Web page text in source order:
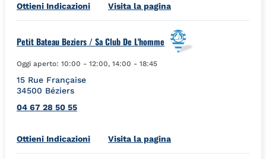
Ottieni IndicazioniLink Opens in New Tab
Visita la pagina
Petit Bateau Beziers / Sa Club De L'homme
Oggi aperto: 10:00 - 12:00, 14:00 - 18:45
15 Rue Française
34500 Béziers
04 67 28 50 55
Ottieni IndicazioniLink Opens in New Tab
Visita la pagina